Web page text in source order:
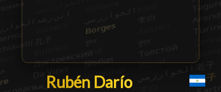
Rubén Darío
Rubén Darío█